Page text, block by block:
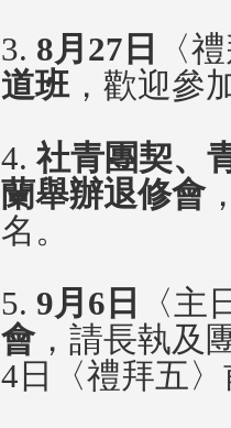
3. 8月27日
〈
道班，歡迎參
4. 社青團契、
蘭舉辦退修會
名。
5. 9月6日
〈
會，請長執及
4日〈禮拜五